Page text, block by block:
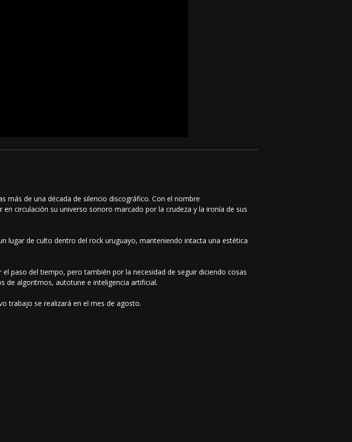
más de una década de silencio discográfico. Con el nombre
circulación su universo sonoro marcado por la crudeza y la ironía de sus
lugar de culto dentro del rock uruguayo, manteniendo intacta una estética
paso del tiempo, pero también por la necesidad de seguir diciendo cosas
de algoritmos, autotune e inteligencia artificial.
trabajo se realizará en el mes de agosto.